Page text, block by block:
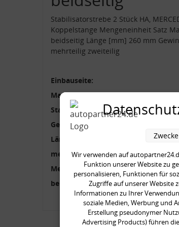
Stabilisatorstrebe 2 Stück HA,
Koppelstange Mengeneinheit Satz
beidseitig Länge [mm] 260 mm
mehrteilig zweiteilig
Einbauseite:
Material:
Stange/Strebe:
Gewindemaß:
Länge [mm]:
mehrteilig:
Mengeneinheit:
benötigte Stückzahl:
Wir verwenden auf
Funktion unserer Website zu
personalisieren, Funktionen für
Zugriffe auf unserer Website
Informationen zu Ihrer
soziale Medien, Werbung und
Erstellung pseudonymer
Advertising Products) führen
Zwecke